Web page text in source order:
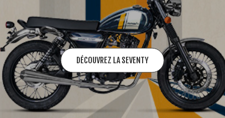
DÉCOUVREZ LA SEVENTY